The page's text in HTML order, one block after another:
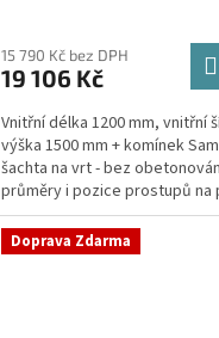
produktu
je
z
5
hvězdiček.
15 790 Kč bez DPH
19 106 Kč
Vnitřní délka 1200 mm, vnitřní
výška 1500 mm + komínek
šachta na vrt - bez
průměry i pozice prostupů na
hadice i...
Doprava Zdarma